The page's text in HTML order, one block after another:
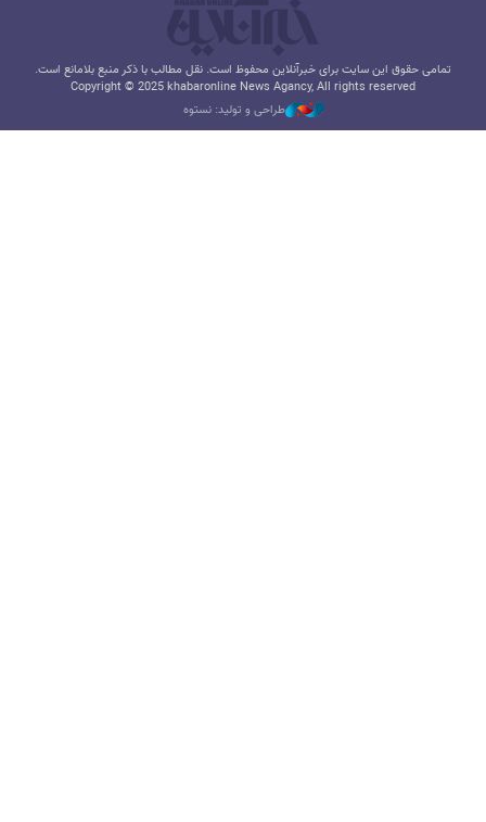
تمامی حقوق این سایت برای خبرآنلاین محفوظ است. نقل مطالب با ذکر منبع بلامانع است.
Copyright © 2025 khabaronline News Agancy, All rights reserved
طراحی و تولید: نستوه